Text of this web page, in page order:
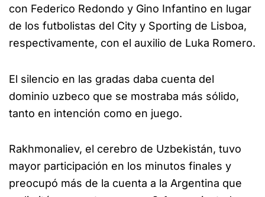
con Federico Redondo y Gino Infantino en lugar
de los futbolistas del City y Sporting de Lisboa,
respectivamente, con el auxilio de Luka Romero.
El silencio en las gradas daba cuenta del
dominio uzbeco que se mostraba más sólido,
tanto en intención como en juego.
Rakhmonaliev, el cerebro de Uzbekistán, tuvo
mayor participación en los minutos finales y
preocupó más de la cuenta a la Argentina que